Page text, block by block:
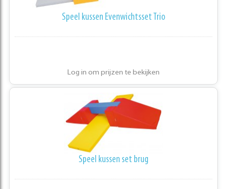
Speel kussen Evenwichtsset Trio
Log in om prijzen te bekijken
Speel kussen set brug